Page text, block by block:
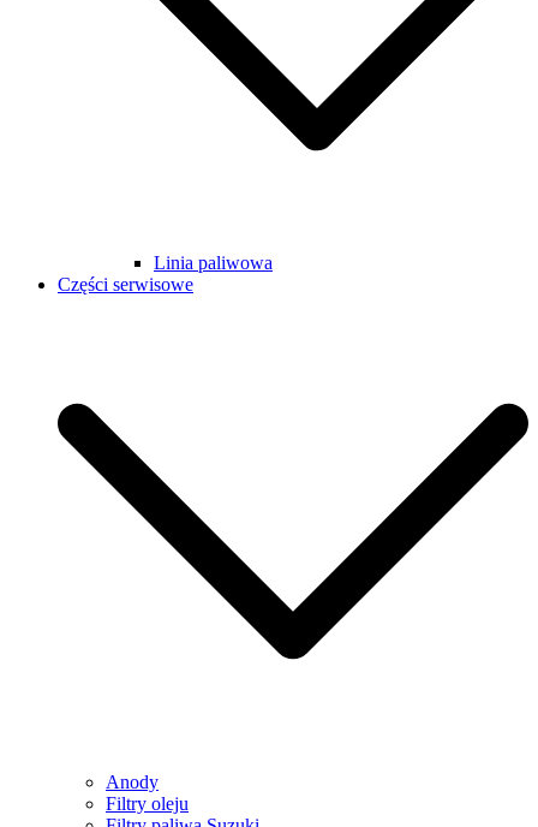
Linia paliwowa
Części serwisowe
Anody
Filtry oleju